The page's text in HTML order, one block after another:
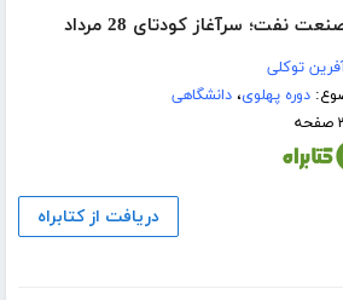
سرآغاز کودتای 28 مرداد
توکلی
دوره پهلوی،دانشگاهی
دریافت از کتابراه